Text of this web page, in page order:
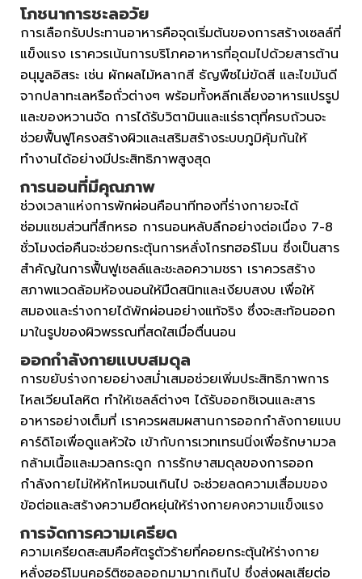
โภชนาการชะลอวัย
การเลือกรับประทานอาหารคือจุดเริ่มต้นของการสร้างเซลล์ที่
แข็งแรง เราควรเน้นการบริโภคอาหารที่อุดมไปด้วยสารต้าน
อนุมูลอิสระ เช่น ผักผลไม้หลากสี ธัญพืชไม่ขัดสี และไขมันดี
จากปลาทะเลหรือถั่วต่างๆ พร้อมทั้งหลีกเลี่ยงอาหารแปรรูป
และของหวานจัด การได้รับวิตามินและแร่ธาตุที่ครบถ้วนจะ
ช่วยฟื้นฟูโครงสร้างผิวและเสริมสร้างระบบภูมิคุ้มกันให้
ทำงานได้อย่างมีประสิทธิภาพสูงสุด
การนอนที่มีคุณภาพ
ช่วงเวลาแห่งการพักผ่อนคือนาทีทองที่ร่างกายจะได้
ซ่อมแซมส่วนที่สึกหรอ การนอนหลับลึกอย่างต่อเนื่อง 7-8
ชั่วโมงต่อคืนจะช่วยกระตุ้นการหลั่งโกรทฮอร์โมน ซึ่งเป็นสาร
สำคัญในการฟื้นฟูเซลล์และชะลอความชรา เราควรสร้าง
สภาพแวดล้อมห้องนอนให้มืดสนิทและเงียบสงบ เพื่อให้
สมองและร่างกายได้พักผ่อนอย่างแท้จริง ซึ่งจะสะท้อนออก
มาในรูปของผิวพรรณที่สดใสเมื่อตื่นนอน
ออกกำลังกายแบบสมดุล
การขยับร่างกายอย่างสม่ำเสมอช่วยเพิ่มประสิทธิภาพการ
ไหลเวียนโลหิต ทำให้เซลล์ต่างๆ ได้รับออกซิเจนและสาร
อาหารอย่างเต็มที่ เราควรผสมผสานการออกกำลังกายแบบ
คาร์ดิโอเพื่อดูแลหัวใจ เข้ากับการเวทเทรนนิ่งเพื่อรักษามวล
กล้ามเนื้อและมวลกระดูก การรักษาสมดุลของการออก
กำลังกายไม่ให้หักโหมจนเกินไป จะช่วยลดความเสื่อมของ
ข้อต่อและสร้างความยืดหยุ่นให้ร่างกายคงความแข็งแรง
การจัดการความเครียด
ความเครียดสะสมคือศัตรูตัวร้ายที่คอยกระตุ้นให้ร่างกาย
หลั่งฮอร์โมนคอร์ติซอลออกมามากเกินไป ซึ่งส่งผลเสียต่อ